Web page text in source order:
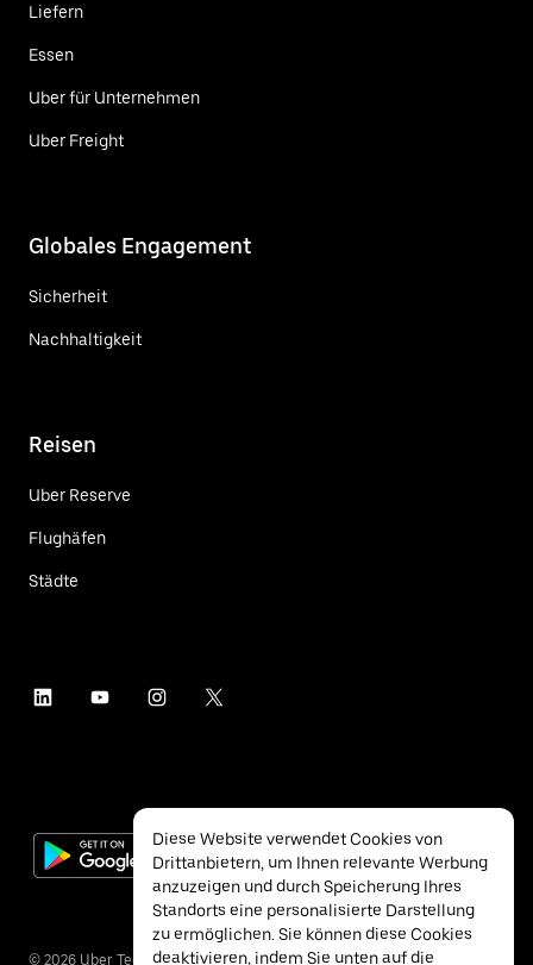
Liefern
Essen
Uber für Unternehmen
Uber Freight
Globales Engagement
Sicherheit
Nachhaltigkeit
Reisen
Uber Reserve
Flughäfen
Städte
© 2026 Uber Technologies Inc.
Diese Website verwendet Cookies von
Drittanbietern, um Ihnen relevante Werbung
anzuzeigen und durch Speicherung Ihres
Standorts eine personalisierte Darstellung
zu ermöglichen. Sie können diese Cookies
deaktivieren, indem Sie unten auf die